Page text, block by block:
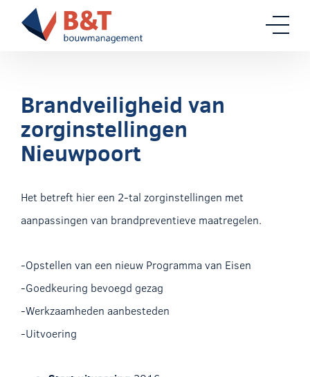
Brandveiligheid van
zorginstellingen
Nieuwpoort
Het betreft hier een 2-tal zorginstellingen met
aanpassingen van brandpreventieve maatregelen.
-Opstellen van een nieuw Programma van Eisen
-Goedkeuring bevoegd gezag
-Werkzaamheden aanbesteden
-Uitvoering